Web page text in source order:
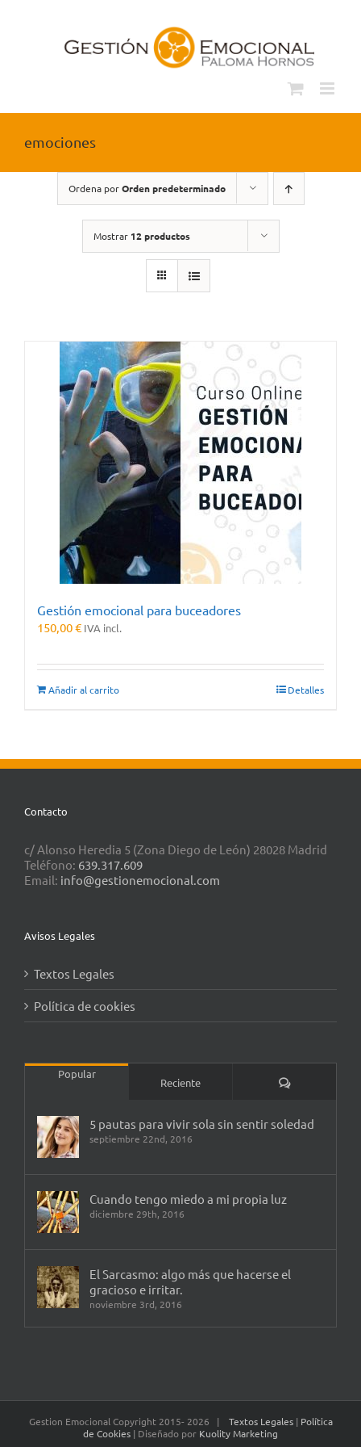
emociones
Ordena porOrden predeterminado
Mostrar 12 productos
Gestión emocional para buceadores
150,00€ IVA incl.
Añadir al carrito Detalles
Contacto
c/ Alonso Heredia 5 (Zona Diego de León) 28028 Madrid
Teléfono: 639.317.609
Email: info@gestionemocional.com
Avisos Legales
Textos Legales
Política de cookies
Popular
Reciente Comentarios
5 pautas para vivir sola sin sentir soledad
septiembre 22nd, 2016
Cuando tengo miedo a mi propia luz
diciembre 29th, 2016
El Sarcasmo: algo más que hacerse el
gracioso e irritar.
noviembre 3rd, 2016
Gestion Emocional Copyright 2015- 2026 | Textos Legales | Política
de Cookies | Diseñado por Kuolity Marketing